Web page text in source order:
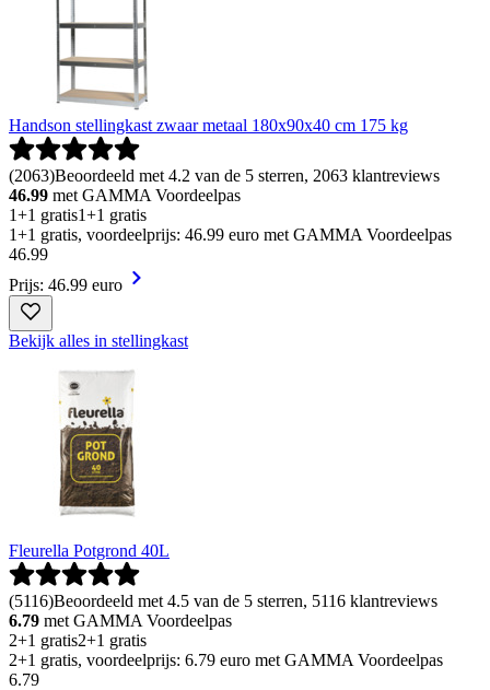
Handson stellingkast zwaar metaal 180x90x40 cm 175 kg
(2063)Beoordeeld met 4.2 van de 5 sterren, 2063 klantreviews
46.99 met GAMMA Voordeelpas
1+1 gratis1+1 gratis
1+1 gratis, voordeelprijs: 46.99 euro met GAMMA Voordeelpas
46.99
Prijs: 46.99 euro
Bekijk alles in stellingkast
Fleurella Potgrond 40L
(5116)Beoordeeld met 4.5 van de 5 sterren, 5116 klantreviews
6.79 met GAMMA Voordeelpas
2+1 gratis2+1 gratis
2+1 gratis, voordeelprijs: 6.79 euro met GAMMA Voordeelpas
6.79